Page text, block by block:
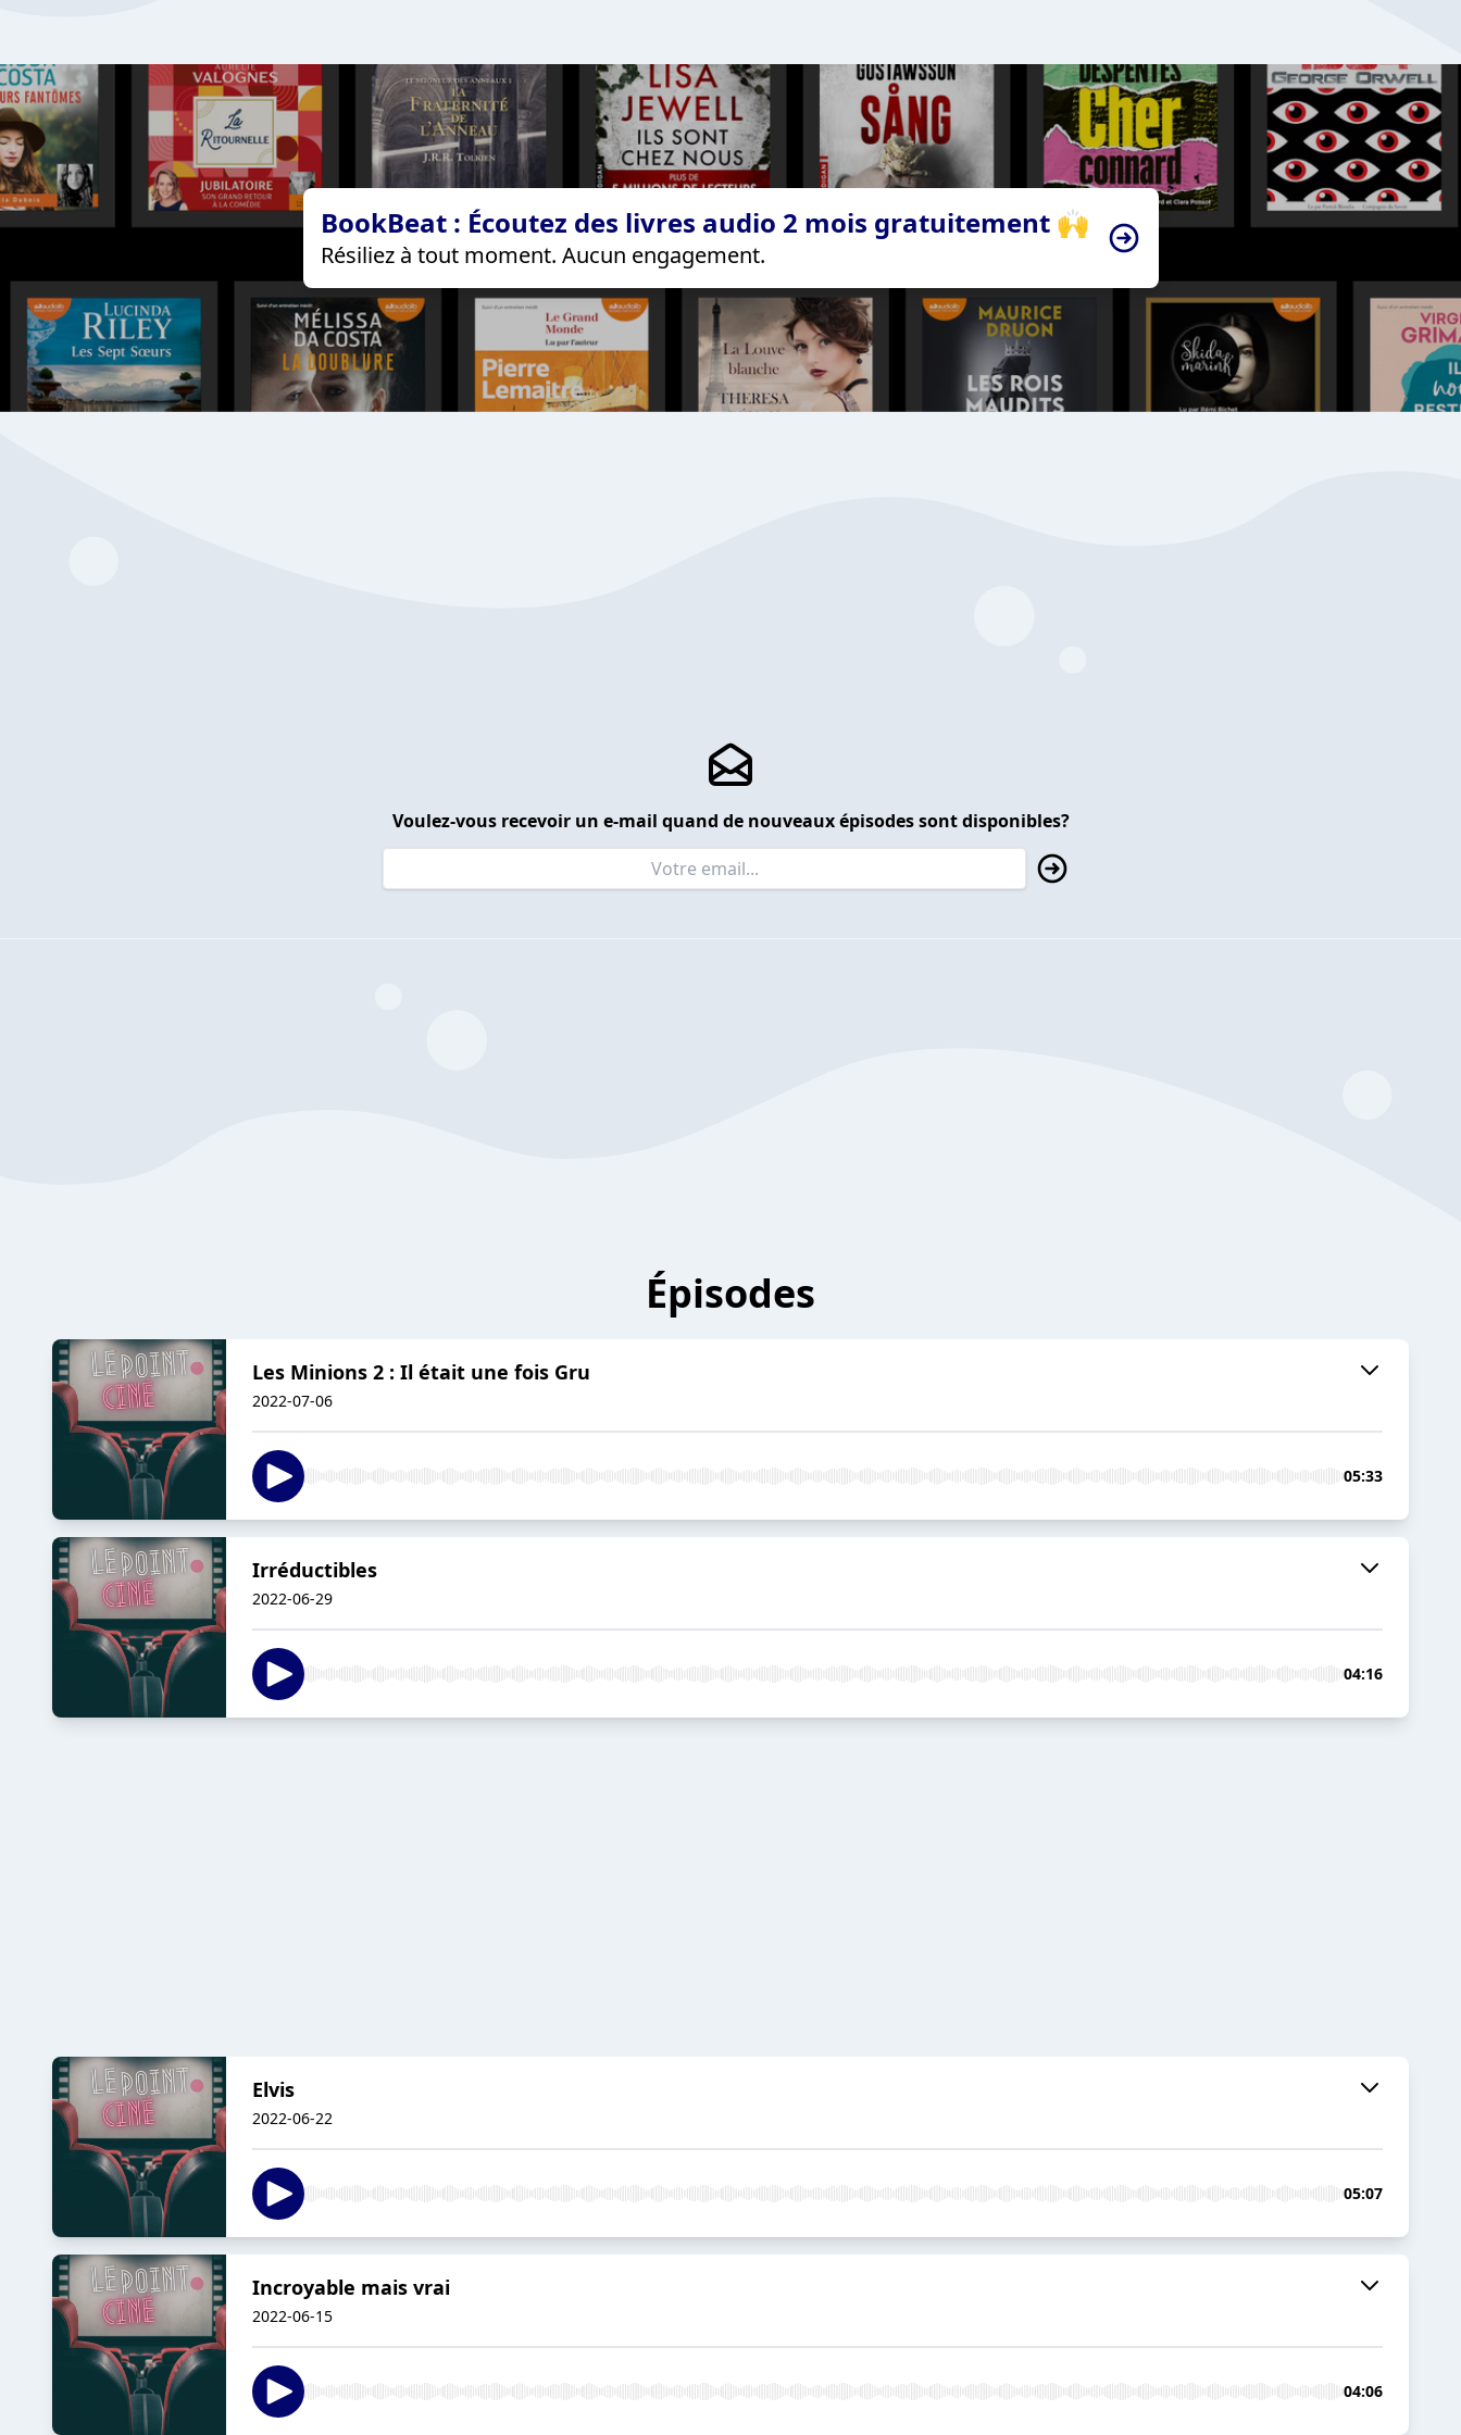
BookBeat : Écoutez des livres audio 2 mois gratuitement 🙌
Résiliez à tout moment. Aucun engagement.
Voulez-vous recevoir un e-mail quand de nouveaux épisodes sont disponibles?
Épisodes
Les Minions 2 : Il était une fois Gru
2022-07-06
05:33
Irréductibles
2022-06-29
04:16
Elvis
2022-06-22
05:07
Incroyable mais vrai
2022-06-15
04:06